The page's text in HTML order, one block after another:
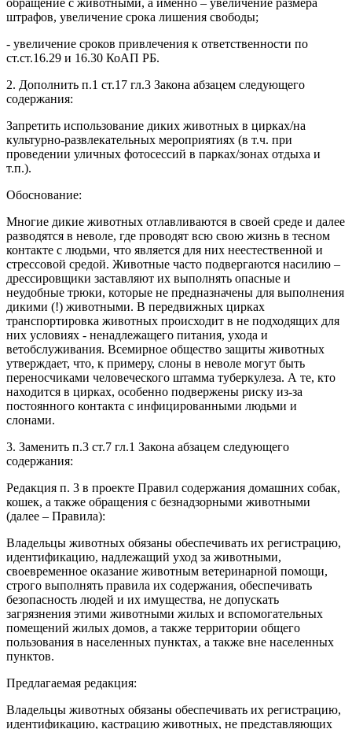
штрафов, увеличение срока лишения свободы;
- увеличение сроков привлечения к ответственности по
ст.ст.16.29 и 16.30 КоАП РБ.
2. Дополнить п.1 ст.17 гл.3 Закона абзацем следующего
содержания:
Запретить использование диких животных в цирках/на
культурно-развлекательных мероприятиях (в т.ч. при
проведении уличных фотосессий в парках/зонах отдыха и
т.п.).
Обоснование:
Многие дикие животных отлавливаются в своей среде и далее
разводятся в неволе, где проводят всю свою жизнь в тесном
контакте с людьми, что является для них неестественной и
стрессовой средой. Животные часто подвергаются насилию –
дрессировщики заставляют их выполнять опасные и
неудобные трюки, которые не предназначены для выполнения
дикими (!) животными. В передвижных цирках
транспортировка животных происходит в не подходящих для
них условиях - ненадлежащего питания, ухода и
ветобслуживания. Всемирное общество защиты животных
утверждает, что, к примеру, слоны в неволе могут быть
переносчиками человеческого штамма туберкулеза. А те, кто
находится в цирках, особенно подвержены риску из-за
постоянного контакта с инфицированными людьми и
слонами.
3. Заменить п.3 ст.7 гл.1 Закона абзацем следующего
содержания:
Редакция п. 3 в проекте Правил содержания домашних собак,
кошек, а также обращения с безнадзорными животными
(далее – Правила):
Владельцы животных обязаны обеспечивать их регистрацию,
идентификацию, надлежащий уход за животными,
своевременное оказание животным ветеринарной помощи,
строго выполнять правила их содержания, обеспечивать
безопасность людей и их имущества, не допускать
загрязнения этими животными жилых и вспомогательных
помещений жилых домов, а также территории общего
пользования в населенных пунктах, а также вне населенных
пунктов.
Предлагаемая редакция:
Владельцы животных обязаны обеспечивать их регистрацию,
идентификацию, кастрацию животных, не представляющих